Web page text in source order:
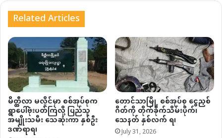
Related Articles
မိတ္ထီလာ မလှိုင်မှာ စစ်အုပ်စုက
ရွာပေါ်ဗုံးပတ်ကြဲလို့ ပြည်သူ
အမျိုးသမီး သေဆုံးကာ နှစ်ဦး
ဒဏ်ရာရ၊
တောင်သာမြို့ စစ်အုပ်စု ငွေညှစ်
ဂိတ်ကို တိုက်ခိုက်သိမ်းပိုက်၊
သေနတ် နှစ်လက် ရ၊
July 31, 2026